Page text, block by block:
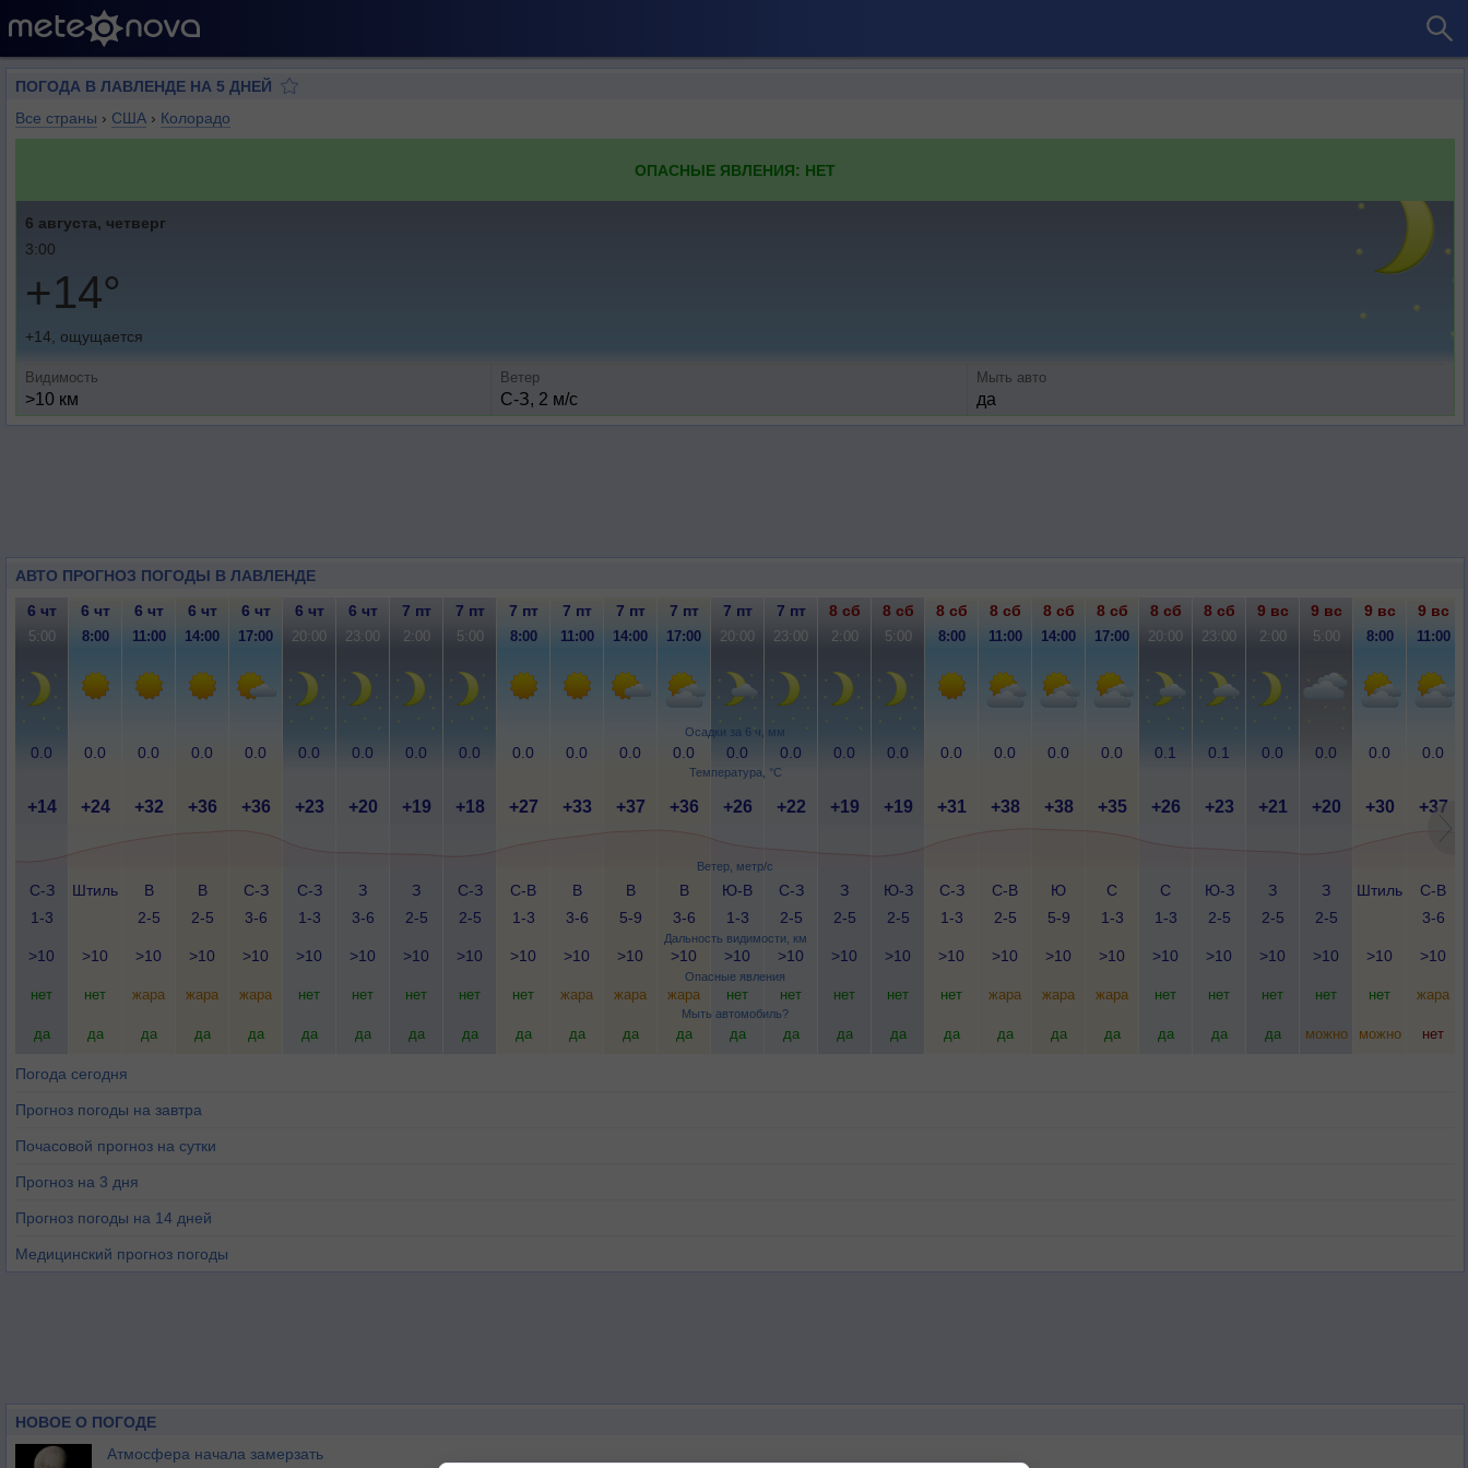
ПОГОДА В ЛАВЛЕНДЕ НА 5 ДНЕЙ
Все страны › США › Колорадо
ОПАСНЫЕ ЯВЛЕНИЯ: НЕТ
6 августа, четверг
3:00
+14°
+14, ощущается
Видимость
>10 км
Ветер
С-З, 2 м/с
Мыть авто
да
АВТО ПРОГНОЗ ПОГОДЫ В ЛАВЛЕНДЕ
Осадки за 6 ч, мм
Температура, °C
Ветер, метр/с
Дальность видимости, км
Опасные явления
Мыть автомобиль?
6 чт 6 чт 6 чт 6 чт 6 чт 6 чт 6 чт 7 пт 7 пт 7 пт 7 пт 7 пт 7 пт 7 пт 7 пт 8 сб 8 сб 8 сб 8 сб 8 сб 8 сб 8 сб 8 сб 9 вс 9 вс 9 вс 9 вс
5:00 8:00 11:00 14:00 17:00 20:00 23:00 2:00 5:00 8:00 11:00 14:00 17:00 20:00 23:00 2:00 5:00 8:00 11:00 14:00 17:00 20:00 23:00 2:00 5:00 8:00 11:00
0.0 0.0 0.0 0.0 0.0 0.0 0.0 0.0 0.0 0.0 0.0 0.0 0.0 0.0 0.0 0.0 0.0 0.0 0.0 0.0 0.0 0.1 0.1 0.0 0.0 0.0 0.0
+14 +24 +32 +36 +36 +23 +20 +19 +18 +27 +33 +37 +36 +26 +22 +19 +19 +31 +38 +38 +35 +26 +23 +21 +20 +30 +37
С-З
1-3
Штиль
В
2-5
В
2-5
С-З
3-6
С-З
1-3
З
3-6
З
2-5
С-З
2-5
С-В
1-3
В
3-6
В
5-9
В
3-6
Ю-В
1-3
С-З
2-5
З
2-5
Ю-З
2-5
С-З
1-3
С-В
2-5
Ю
5-9
С
1-3
С
1-3
Ю-З
2-5
З
2-5
З
2-5
Штиль
С-В
3-6
>10 >10 >10 >10 >10 >10 >10 >10 >10 >10 >10 >10 >10 >10 >10 >10 >10 >10 >10 >10 >10 >10 >10 >10 >10 >10 >10
нет нет жара жара жара нет нет нет нет нет жара жара жара нет нет нет нет нет жара жара жара нет нет нет нет нет жара
да да да да да да да да да да да да да да да да да да да да да да да да можно можно нет
Погода сегодня
Прогноз погоды на завтра
Почасовой прогноз на сутки
Прогноз на 3 дня
Прогноз погоды на 14 дней
Медицинский прогноз погоды
НОВОЕ О ПОГОДЕ
Атмосфера начала замерзать